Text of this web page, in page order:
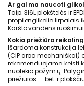
Ar galima naudoti
Taip. 316L plokštelės ir
propilenglikolio tirpalais
Karšto vandens
Kokia priežiūra
Išardoma konstrukcija
(CIP arba mechaniškai)
rekomenduojama keisti
nuotėkio požymių.
priežiūros — bet ir